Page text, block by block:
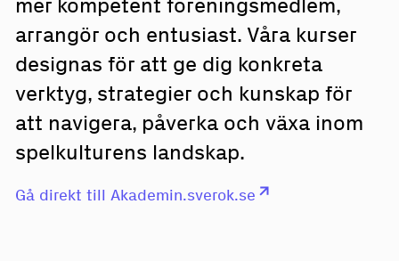
arrangör och entusiast. Våra kurser
designas för att ge dig konkreta
verktyg, strategier och kunskap för
att navigera, påverka och växa inom
spelkulturens landskap.
Gå direkt till Akademin.sverok.se